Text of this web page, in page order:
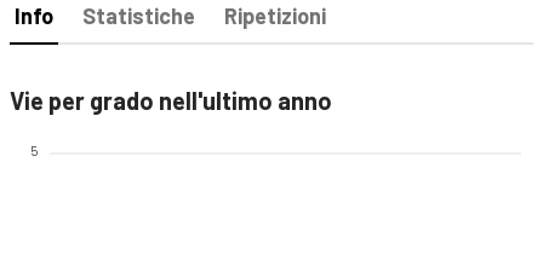
Info Statistiche Ripetizioni
Vie per grado nell'ultimo anno
5